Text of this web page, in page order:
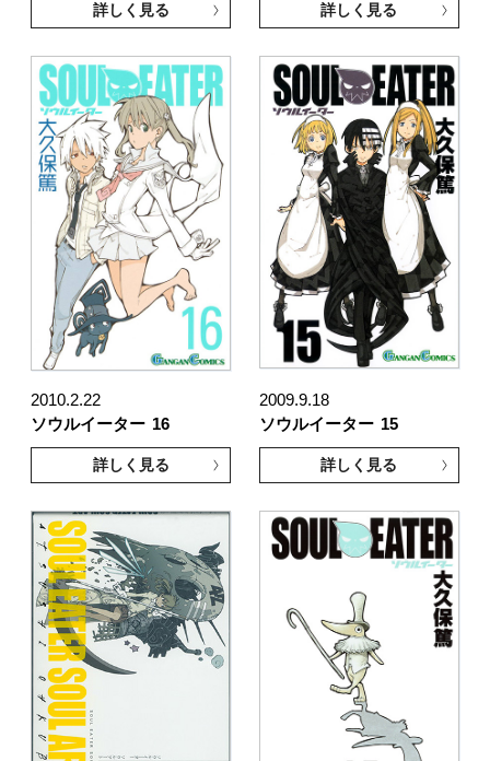
詳しく見る 詳しく見る
2010.2.22
ソウルイーター 16
詳しく見る
2009.9.18
ソウルイーター 15
詳しく見る